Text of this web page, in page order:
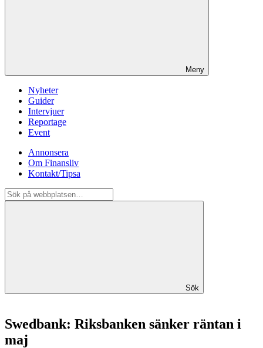
Meny
Nyheter
Guider
Intervjuer
Reportage
Event
Annonsera
Om Finansliv
Kontakt/Tipsa
Sök
Swedbank: Riksbanken sänker räntan i
maj